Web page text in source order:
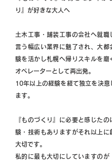
り』が好きな大人へ
土木工事・舗装工事の会社へ就職
言う幅広い業界に魅了され、大都
験を活かし札幌へ帰りスキルを磨
オペレーターとして再出発。
10年以上の経験を経て独立を決意
ます。
『ものづくり』に必要と感じたの
験・技術もありますがそれ以上に
大切です。
私的に最も大切にしていますのが